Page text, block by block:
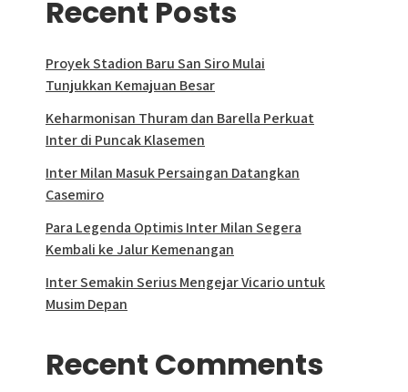
Recent Posts
Proyek Stadion Baru San Siro Mulai
Tunjukkan Kemajuan Besar
Keharmonisan Thuram dan Barella Perkuat
Inter di Puncak Klasemen
Inter Milan Masuk Persaingan Datangkan
Casemiro
Para Legenda Optimis Inter Milan Segera
Kembali ke Jalur Kemenangan
Inter Semakin Serius Mengejar Vicario untuk
Musim Depan
Recent Comments